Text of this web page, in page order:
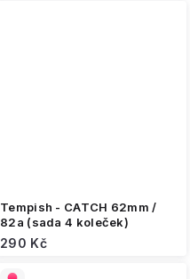
Tempish - CATCH 62mm /
82a (sada 4 koleček)
290 Kč